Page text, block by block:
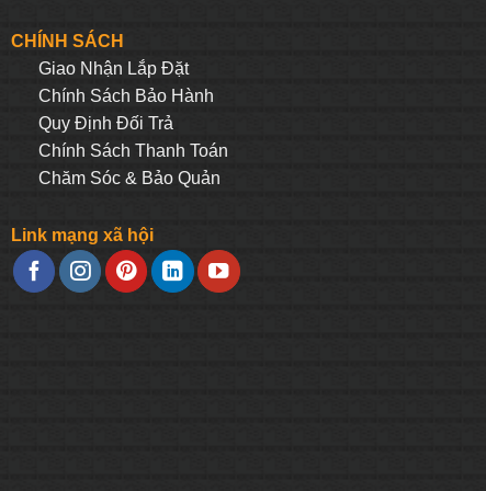
CHÍNH SÁCH
Giao Nhận Lắp Đặt
Chính Sách Bảo Hành
Quy Định Đối Trả
Chính Sách Thanh Toán
Chăm Sóc & Bảo Quản
Link mạng xã hội